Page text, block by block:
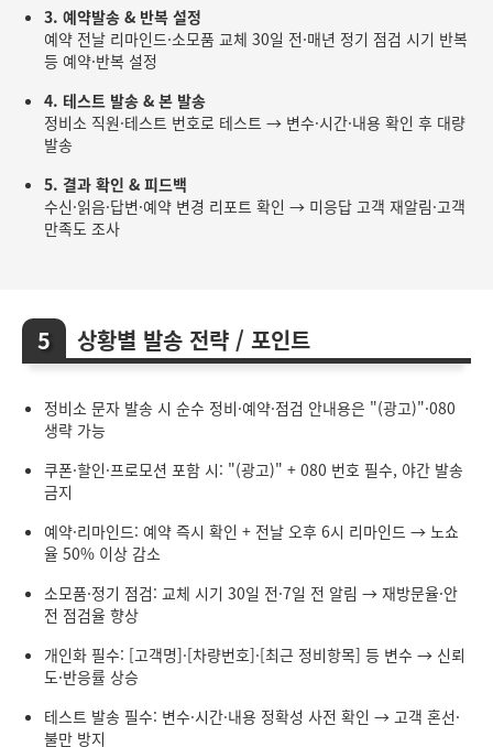
3. 예약발송 & 반복 설정
예약 전날 리마인드·소모품 교체 30일 전·매년 정기 점검 시기 반복
등 예약·반복 설정
4. 테스트 발송 & 본 발송
정비소 직원·테스트 번호로 테스트 → 변수·시간·내용 확인 후 대량
발송
5. 결과 확인 & 피드백
수신·읽음·답변·예약 변경 리포트 확인 → 미응답 고객 재알림·고객
만족도 조사
상황별 발송 전략 / 포인트
정비소 문자 발송 시 순수 정비·예약·점검 안내용은 "(광고)"·080
생략 가능
쿠폰·할인·프로모션 포함 시: "(광고)" + 080 번호 필수, 야간 발송
금지
예약·리마인드: 예약 즉시 확인 + 전날 오후 6시 리마인드 → 노쇼
율 50% 이상 감소
소모품·정기 점검: 교체 시기 30일 전·7일 전 알림 → 재방문율·안
전 점검율 향상
개인화 필수: [고객명]·[차량번호]·[최근 정비항목] 등 변수 → 신뢰
도·반응률 상승
테스트 발송 필수: 변수·시간·내용 정확성 사전 확인 → 고객 혼선·
불만 방지